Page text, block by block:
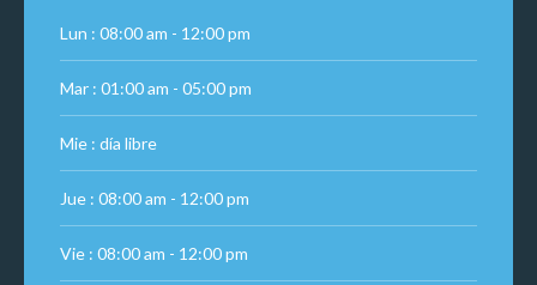
Lun : 08:00 am - 12:00 pm
Mar : 01:00 am - 05:00 pm
Mie : día libre
Jue : 08:00 am - 12:00 pm
Vie : 08:00 am - 12:00 pm